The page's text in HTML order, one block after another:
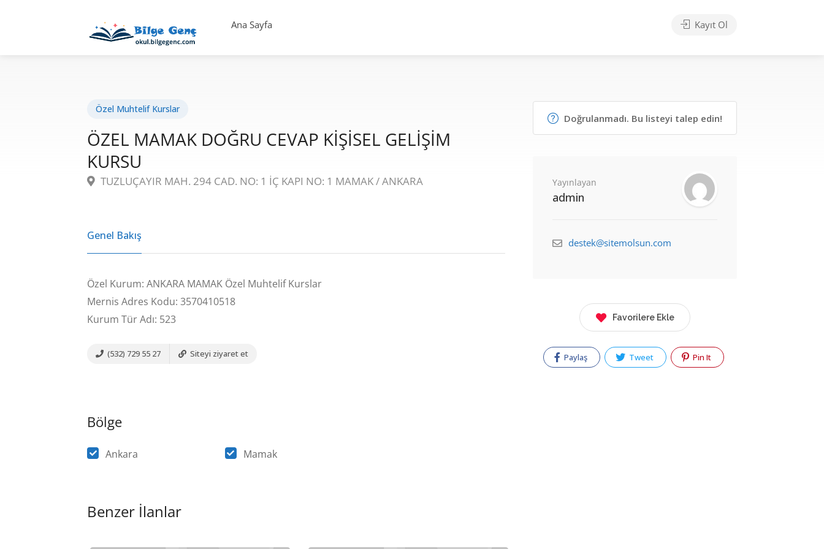
Ana Sayfa Kayıt Ol
Özel Muhtelif Kurslar
ÖZEL MAMAK DOĞRU CEVAP KİŞİSEL GELİŞİM
KURSU
TUZLUÇAYIR MAH. 294 CAD. NO: 1 İÇ KAPI NO: 1 MAMAK / ANKARA
Genel Bakış
Özel Kurum: ANKARA MAMAK Özel Muhtelif Kurslar
Mernis Adres Kodu: 3570410518
Kurum Tür Adı: 523
(532) 729 55 27 Siteyi ziyaret et
Bölge
Ankara Mamak
Benzer İlanlar
Doğrulanmadı. Bu listeyi talep edin!
Yayınlayan
admin
destek@sitemolsun.com
Favorilere Ekle
Paylaş Tweet Pin It